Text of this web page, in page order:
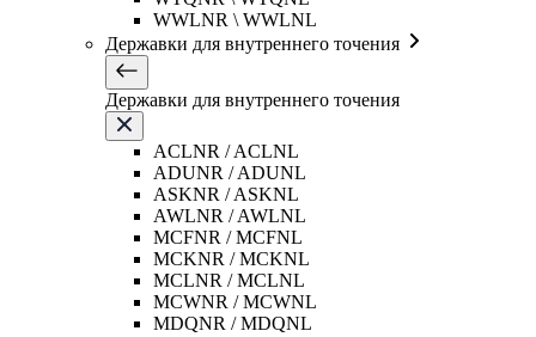
WWLNR \ WWLNL
Державки для внутреннего точения
Державки для внутреннего точения
ACLNR / ACLNL
ADUNR / ADUNL
ASKNR / ASKNL
AWLNR / AWLNL
MCFNR / MCFNL
MCKNR / MCKNL
MCLNR / MCLNL
MCWNR / MCWNL
MDQNR / MDQNL